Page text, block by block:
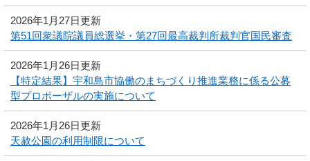
2026年1月27日更新
第51回衆議院議員総選挙・第27回最高裁判所裁判官国民審査
2026年1月26日更新
【特定結果】宇和島市協働のまちづくり推進業務に係る公募
型プロポーザルの実施について
2026年1月26日更新
天赦公園の利用制限について